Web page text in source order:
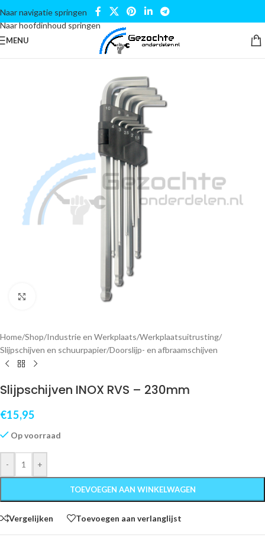
Naar navigatie springen
Naar hoofdinhoud springen
MENU
Klik om te vergroten
Home/Shop/Industrie en Werkplaats/Werkplaatsuitrusting/
Slijpschijven en schuurpapier/Doorslijp- en afbraamschijven
Slijpschijven INOX RVS – 230mm
€15,95
Op voorraad
- +
TOEVOEGEN AAN WINKELWAGEN
Vergelijken Toevoegen aan verlanglijst